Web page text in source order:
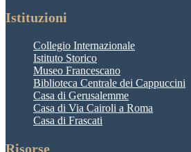
Istituzioni
Collegio Internazionale
Istituto Storico
Museo Francescano
Biblioteca Centrale dei Cappuccini
Casa di Gerusalemme
Casa di Via Cairoli a Roma
Casa di Frascati
Risorse